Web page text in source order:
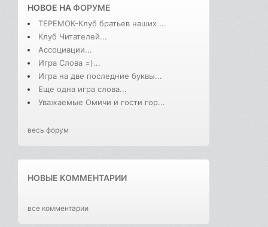
НОВОЕ НАФОРУМЕ
ТЕРЕМОК-Клуб братьев наших ...
Клуб Читателей...
Ассоциации...
Игра Слова =)...
Игра на две последние буквы...
Еще одна игра слова...
Уважаемые Омичи и гости гор...
весь форум
НОВЫЕ КОММЕНТАРИИ
все комментарии